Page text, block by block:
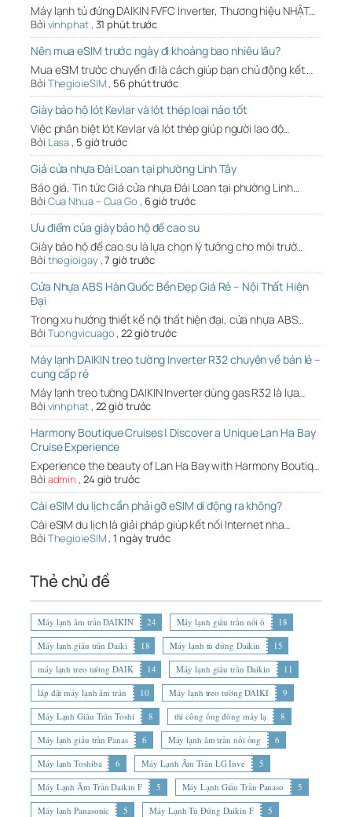
Máy lạnh tủ đứng DAIKIN FVFC Inverter, Thương hiệu NHẬT…
Bởi vinhphat, 31 phút trước
Nên mua eSIM trước ngày đi khoảng bao nhiêu lâu?
Mua eSIM trước chuyến đi là cách giúp bạn chủ động kết …
Bởi ThegioieSIM, 56 phút trước
Giày bảo hộ lót Kevlar và lót thép loại nào tốt
Việc phân biệt lót Kevlar và lót thép giúp người lao độ…
Bởi Lasa, 5 giờ trước
Giá cửa nhựa Đài Loan tại phường Linh Tây
Báo giá, Tin tức Giá cửa nhựa Đài Loan tại phường Linh…
Bởi Cua Nhua – Cua Go , 6 giờ trước
Ưu điểm của giày bảo hộ đế cao su
Giày bảo hộ đế cao su là lựa chọn lý tưởng cho môi trườ…
Bởi thegioigay,7 giờ trước
Cửa Nhựa ABS Hàn Quốc Bền Đẹp Giá Rẻ – Nội Thất Hiện
Đại
Trong xu hướng thiết kế nội thất hiện đại, cửa nhựa ABS…
Bởi Tuongvicuago,22 giờ trước
Máy lạnh DAIKIN treo tường Inverter R32 chuyên về bán lẻ –
cung cấp rẻ
Máy lạnh treo tường DAIKIN Inverter dùng gas R32 là lựa…
Bởi vinhphat, 22 giờ trước
Harmony Boutique Cruises | Discover a Unique Lan Ha Bay
Cruise Experience
Experience the beauty of Lan Ha Bay with Harmony Boutiq…
Bởi admin , 24 giờ trước
Cài eSIM du lịch cần phải gỡ eSIM di động ra không?
Cài eSIM du lịch là giải pháp giúp kết nối Internet nha…
Bởi ThegioieSIM,1 ngày trước
Thẻ chủ đề
Máy lạnh âm trần DAIKIN 24 Máy lạnh giấu trần nối ố
18
Máy lạnh giấu trần Daiki
18 Máy lạnh tủ đứng Daikin
15
máy lạnh treo tường DAIK
14 Máy lạnh giấu trần Daikin
11
lắp đặt máy lạnh âm trần
10 Máy lạnh treo tường DAIKI
9
Máy Lạnh Giấu Trần Toshi
8 thi công ống đồng máy lạ
8
Máy lạnh giấu trần Panas
6 Máy lạnh âm trần nối ống
6
Máy lạnh Toshiba
6 Máy Lạnh Âm Trần LG Inve
5
Máy Lạnh Âm Trần Daikin F
5 Máy Lạnh Giấu Trần Panaso
5
Máy lạnh Panasonic
5 Máy Lạnh Tủ Đứng Daikin F
5